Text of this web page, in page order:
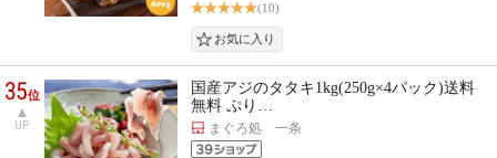
(10)
35位
UP
国産アジのタタキ1kg(250g×4パック)送料
無料 ぷり…
まぐろ処 一条